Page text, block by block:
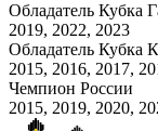
Обладатель Кубка
2019, 2022, 2023
Обладатель Кубка
2015, 2016, 2017,
Чемпион России
2015, 2019, 2020,